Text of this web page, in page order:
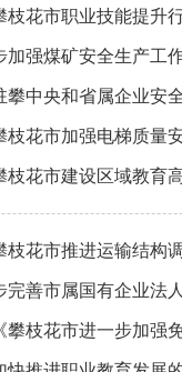
枝花市职业技能提
强煤矿安全生产工
中央和省属企业安
花市加强电梯质量
花市建设区域教育
花市推进运输结构
善市属国有企业法
枝花市进一步加强